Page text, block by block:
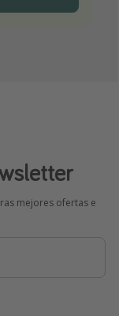
mejores ofertas e